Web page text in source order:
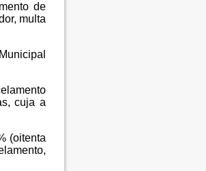
de
multa
cuja a
(oitenta